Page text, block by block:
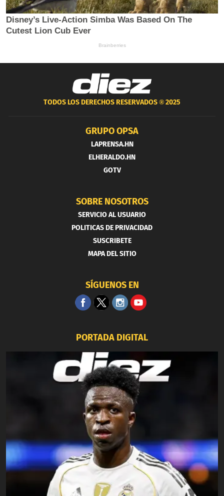
TODOS LOS DERECHOS RESERVADOS ®2025
GRUPO OPSA
LAPRENSA.HN
ELHERALDO.HN
GOTV
SOBRE NOSOTROS
SERVICIO AL USUARIO
POLITICAS DE PRIVACIDAD
SUSCRIBETE
MAPA DEL SITIO
SÍGUENOS EN
PORTADA DIGITAL